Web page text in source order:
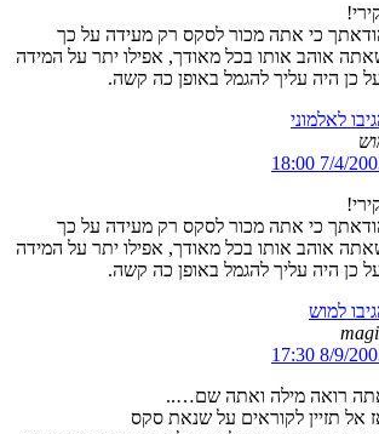
כי אתה מכור לסקס רק מעידה על כך
אוהב אותו בכל מאודך, אפילו יתר על המידה
כן היה עליך להגמל באופן כה קשה.
לאלמוני
7/4/2003
כי אתה מכור לסקס רק מעידה על כך
אוהב אותו בכל מאודך, אפילו יתר על המידה
כן היה עליך להגמל באופן כה קשה.
למוש
8/9/2003
רואה מילה ואתה שם…..
אל תזיין לקוראים על שנאת סקס